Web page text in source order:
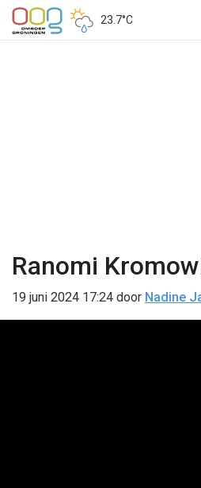
23.7°C
Ranomi
19 juni 2024 17:24 door Nadine